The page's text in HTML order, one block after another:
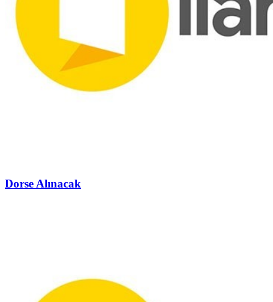
Dorse Alınacak